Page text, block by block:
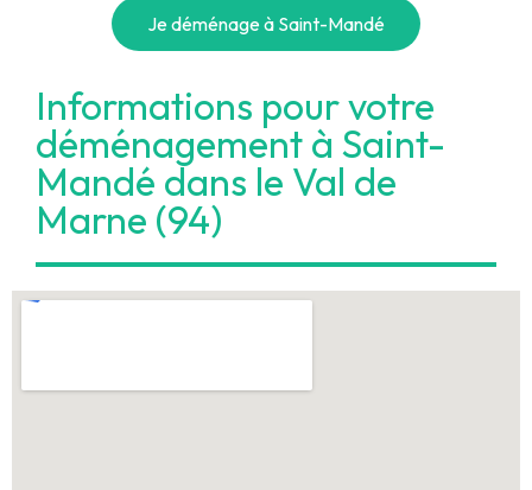
Je déménage à Saint-Mandé
Informations pour votre
déménagement à Saint-
Mandé dans le Val de
Marne (94)